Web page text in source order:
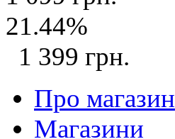
21.44%
1 399 грн.
Про магазин
Магазини